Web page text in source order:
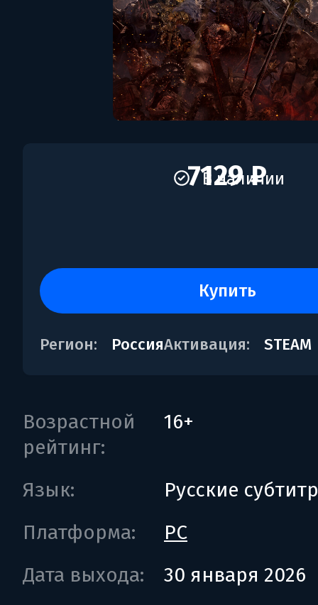
7129 ₽
купить
Регион: РоссияАктивация: STEAM
В наличии
Возрастной
рейтинг:
16+
Язык:
Русские
Платформа:
PC
Дата выхода:
30 января 2026